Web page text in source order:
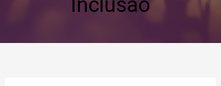
Inclusão